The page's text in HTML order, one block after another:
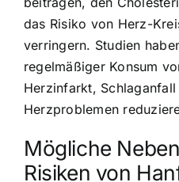
das Risiko von Herz-
verringern. Studien
regelmäßiger Konsum
Herzinfarkt,
Herzproblemen
Mögliche
Risiken von